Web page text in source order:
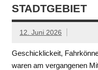
STADTGEBIET
12. Juni 2026
Geschicklickeit,
waren am vergangenen